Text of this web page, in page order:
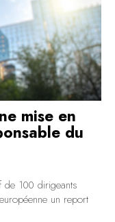
mise en
du
de 100 dirigeants
un report